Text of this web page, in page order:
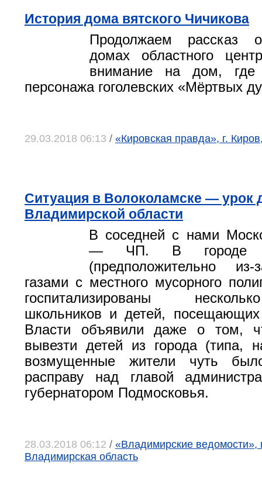
История дома вятского Чичикова
Продолжаем рассказ
домах областного
внимание на дом, где
персонажа гоголевских «Мёртвых
29.03.2018 06:13 / «Кировская правда», г.
Ситуация в Волоколамске — урок
Владимирской области
В соседней с нами
— ЧП. В городе
(предположительно из-
газами с местного мусорного
госпитализированы
школьников и детей,
Власти объявили даже о том,
вывезти детей из города (типа,
возмущенные жители чуть
расправу над главой
губернатором Подмосковья.
28.03.2018 06:12 / «Владимирские ведомости»,
Владимирская область